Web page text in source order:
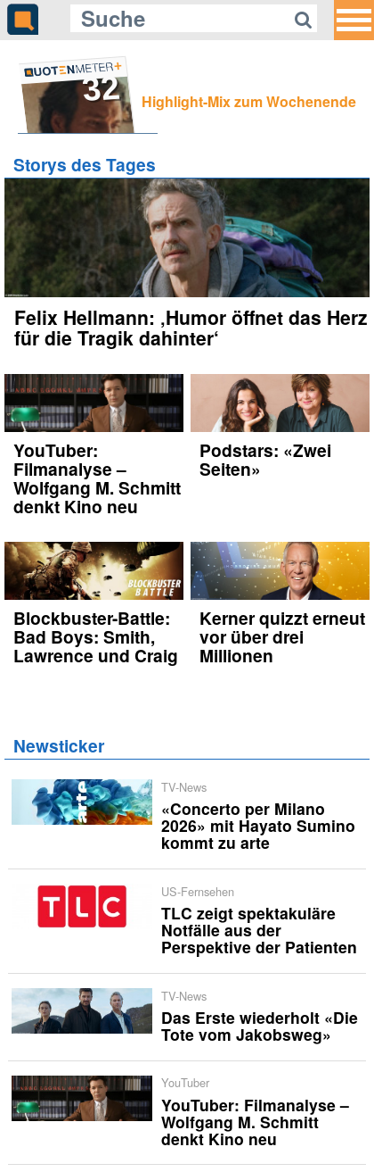
32 Highlight-Mix zum Wochenende
Storys des Tages
Felix Hellmann: ‚Humor öffnet das Herz
für die Tragik dahinter‘
YouTuber:
Filmanalyse –
Wolfgang M. Schmitt
denkt Kino neu
Podstars: «Zwei
Seiten»
Blockbuster-Battle:
Bad Boys: Smith,
Lawrence und Craig
Kerner quizzt erneut
vor über drei
Millionen
Newsticker
TV-News
«Concerto per Milano
2026» mit Hayato Sumino
kommt zu arte
US-Fernsehen
TLC zeigt spektakuläre
Notfälle aus der
Perspektive der Patienten
TV-News
Das Erste wiederholt «Die
Tote vom Jakobsweg»
YouTuber
YouTuber: Filmanalyse –
Wolfgang M. Schmitt
denkt Kino neu